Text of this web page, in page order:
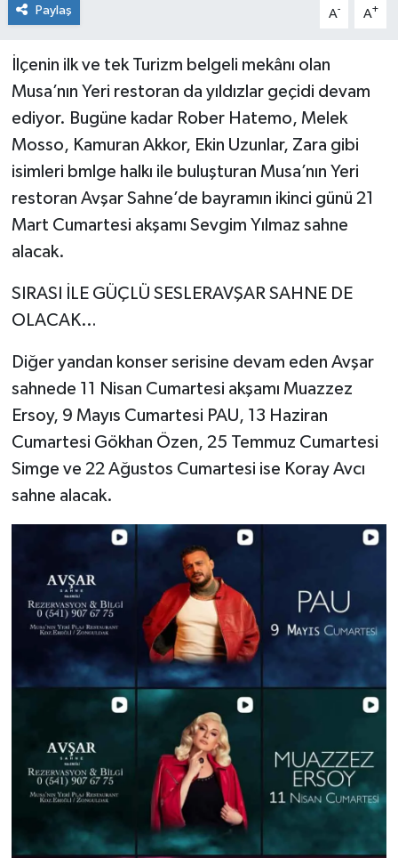
Paylaş A- A+
İlçenin ilk ve tek Turizm belgeli mekânı olan
Musa’nın Yeri restoran da yıldızlar geçidi devam
ediyor. Bugüne kadar Rober Hatemo, Melek
Mosso, Kamuran Akkor, Ekin Uzunlar, Zara gibi
isimleri bmlge halkı ile buluşturan Musa’nın Yeri
restoran Avşar Sahne’de bayramın ikinci günü 21
Mart Cumartesi akşamı Sevgim Yılmaz sahne
alacak.
SIRASI İLE GÜÇLÜ SESLERAVŞAR SAHNE DE
OLACAK…
Diğer yandan konser serisine devam eden Avşar
sahnede 11 Nisan Cumartesi akşamı Muazzez
Ersoy, 9 Mayıs Cumartesi PAU, 13 Haziran
Cumartesi Gökhan Özen, 25 Temmuz Cumartesi
Simge ve 22 Ağustos Cumartesi ise Koray Avcı
sahne alacak.